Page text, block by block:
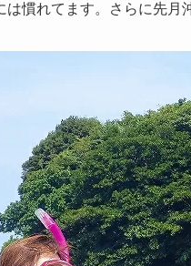
は慣れてます。さらに先